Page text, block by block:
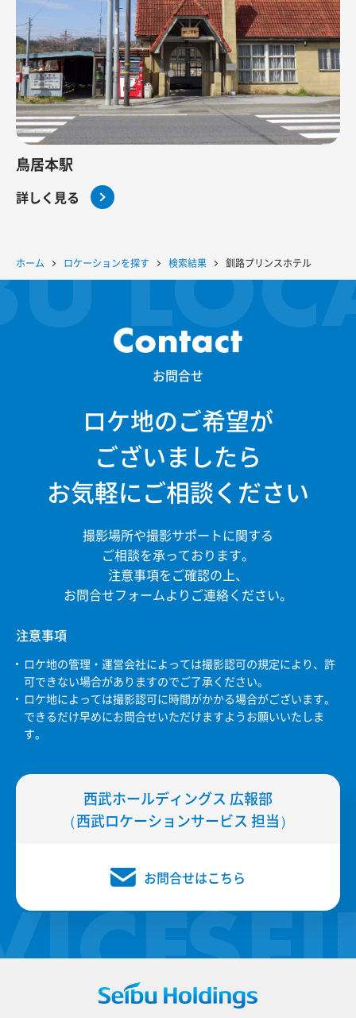
鳥居本駅
詳しく見る
ホーム ロケーションを探す 検索結果 釧路プリンスホテル
お問合せ
ロケ地のご希望が
ございましたら
お気軽にご相談ください
撮影場所や撮影サポートに関する
ご相談を承っております。
注意事項をご確認の上、
お問合せフォームよりご連絡ください。
注意事項
ロケ地の管理・運営会社によっては撮影認可の規定により、許
可できない場合がありますのでご了承ください。
ロケ地によっては撮影認可に時間がかかる場合がございます。
できるだけ早めにお問合せいただけますようお願いいたしま
す。
西武ホールディングス 広報部
（西武ロケーションサービス 担当）
お問合せはこちら